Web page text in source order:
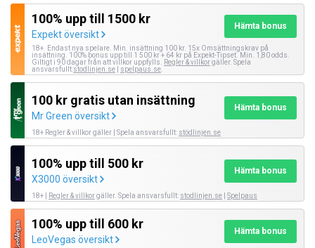
100% upp till 1500 kr
Expekt översikt
Hämta bonus
18+. Endast nya spelare. Min. insättning 100 kr. 15x Omsättningskrav på
insättning. 100% bonus upp till 1 500 kr + 64 kr på Expekt-Tipset. Min. 1,80 odds.
Giltigt i 90 dagar från att villkor uppfylls.
Regler & villkorgäller. Spela
ansvarsfullt:stodlinjen.se spelpaus.se
100 kr gratis utan insättning
Mr Green översikt
Hämta bonus
18+ Regler & villkor gäller | Spela ansvarsfullt: stödlinjen.se
100% upp till 500 kr
X3000 översikt
Hämta bonus
18+ | Regler & villkorgäller. Spela ansvarsfullt: stodlinjen.se Spelpaus
100% upp till 600 kr
LeoVegas översikt
Hämta bonus